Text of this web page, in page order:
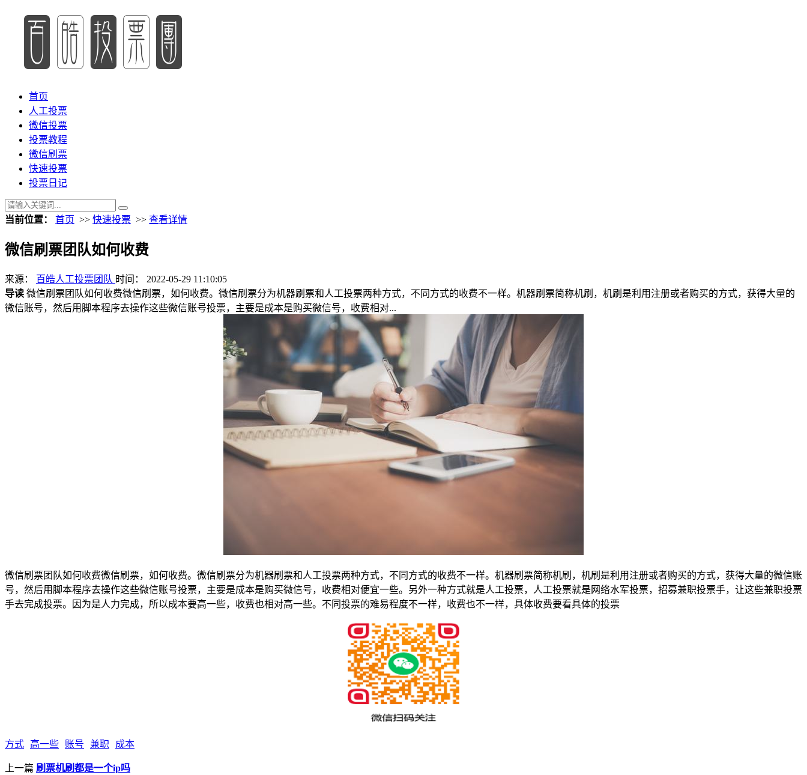
首页
人工投票
微信投票
投票教程
微信刷票
快速投票
投票日记
当前位置： 首页 >> 快速投票 >> 查看详情
微信刷票团队如何收费
来源： 百皓人工投票团队 时间： 2022-05-29 11:10:05
导读 微信刷票团队如何收费微信刷票，如何收费。微信刷票分为机器刷票和人工投票两种方式，不同方式的收费不一样。机器刷票简称机刷，机刷是利用注册或者购买的方式，获得大量的
微信账号，然后用脚本程序去操作这些微信账号投票，主要是成本是购买微信号，收费相对...
微信刷票团队如何收费微信刷票，如何收费。微信刷票分为机器刷票和人工投票两种方式，不同方式的收费不一样。机器刷票简称机刷，机刷是利用注册或者购买的方式，获得大量的微信账
号，然后用脚本程序去操作这些微信账号投票，主要是成本是购买微信号，收费相对便宜一些。另外一种方式就是人工投票，人工投票就是网络水军投票，招募兼职投票手，让这些兼职投票
手去完成投票。因为是人力完成，所以成本要高一些，收费也相对高一些。不同投票的难易程度不一样，收费也不一样，具体收费要看具体的投票
方式 高一些 账号 兼职 成本
上一篇 刷票机刷都是一个ip吗